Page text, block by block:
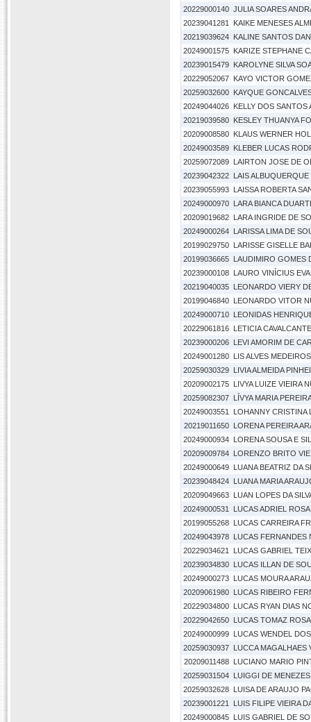
20229000140 JULIA SOARES
20239041281
KAIKE MENESES
20219039624 KALINE SANTOS
20249001575 KARIZE STEPHANE
20239015479 KAROLYNE SILVA
20229052067 KAYO VICTOR
20259032600 KAYQUE
20249044026 KELLY DOS
20219039580 KESLEY THUANYA
20209008580 KLAUS WERNER
20249003589 KLEBER LUCAS
20259072089 LAIRTON JOSE DE
20239042322 LAIS ALBUQUERQUE
20239055993 LAISSA ROBERTA
20249000970 LARA BIANCA
20209019682 LARA INGRIDE DE
20249000264 LARISSA LIMA DE
20199029750 LARISSE GISELLE
20199036665 LAUDIMIRO GOMES
20239000108 LAURO VINÍCIUS
20219040035 LEONARDO VIERY
20199046840 LEONARDO VITOR
20249000710 LEONIDAS
20229061816 LETICIA
20239000206 LEVI AMORIM DE
20249001280 LIS ALVES MEDEIROS
20259030329 LIVIA ALMEIDA
20209002175 LIVYA LUIZE VIEIRA
20259082307 LÍVYA MARIA
20249003551
LOHANNY CRISTINA
20219011650
LORENA PEREIRA
20249000934 LORENA SOUSA E
20209009784 LORENZO BRITO
20249000649 LUANA BEATRIZ DA
20239048424 LUANA MARIA
20209049663 LUAN LOPES DA
20249000531
LUCAS ADRIEL
20199055268 LUCAS CARREIRA
20249043978 LUCAS FERNANDES
20229034621
LUCAS GABRIEL
20239034830 LUCAS ILLAN DE
20249000273 LUCAS MOURA
20209061980 LUCAS RIBEIRO
20229034800 LUCAS RYAN DIAS
20229042650 LUCAS TOMAZ ROSA
20249000999 LUCAS WENDEL
20259030937 LUCCA MAGALHAES
20209011488
LUCIANO MARIO
20259031504 LUIGGI DE
20259032628 LUISA DE ARAUJO
20239001221
LUIS FILIPE VIEIRA
20249000845 LUIS GABRIEL DE